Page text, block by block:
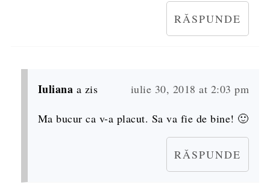
RĂSPUNDE
Iuliana a zis iulie 30, 2018 at 2:03 pm
Ma bucur ca v-a placut. Sa va fie de bine! 🙂
RĂSPUNDE